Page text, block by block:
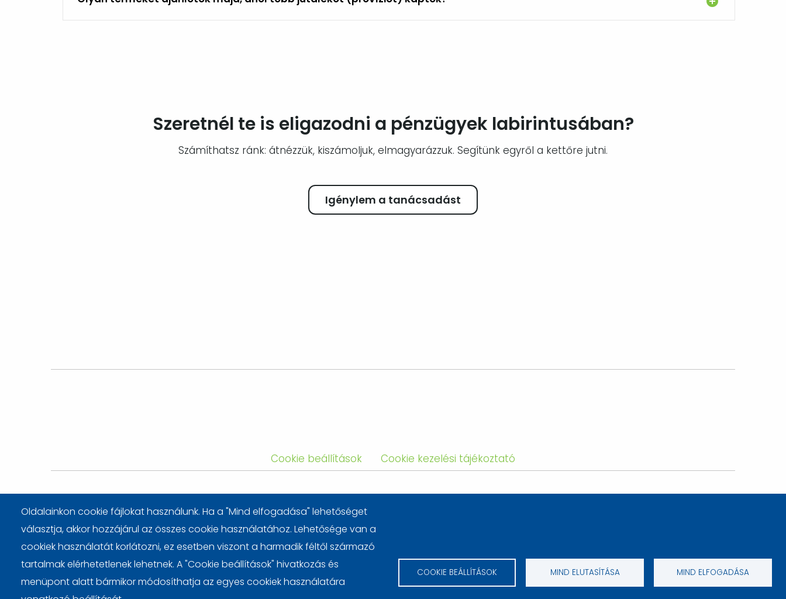
Szeretnél te is eligazodni a pénzügyek labirintusában?
Számíthatsz ránk: átnézzük, kiszámoljuk, elmagyarázzuk. Segítünk egyről a kettőre jutni.
Igénylem a tanácsadást
Oldalainkon cookie fájlokat használunk. Ha a "Mind elfogadása" lehetőséget
választja, akkor hozzájárul az összes cookie használatához. Lehetősége van a
cookiek használatát korlátozni, ez esetben viszont a harmadik féltől származó
tartalmak elérhetetlenek lehetnek. A "Cookie beállítások" hivatkozás és
menüpont alatt bármikor módosíthatja az egyes cookiek használatára
COOKIE BEÁLLÍTÁSOK MIND ELUTASÍTÁSA MIND ELFOGADÁSA
Cookie beállítások Cookie kezelési tájékoztató
© 2026 pénzügy.sk